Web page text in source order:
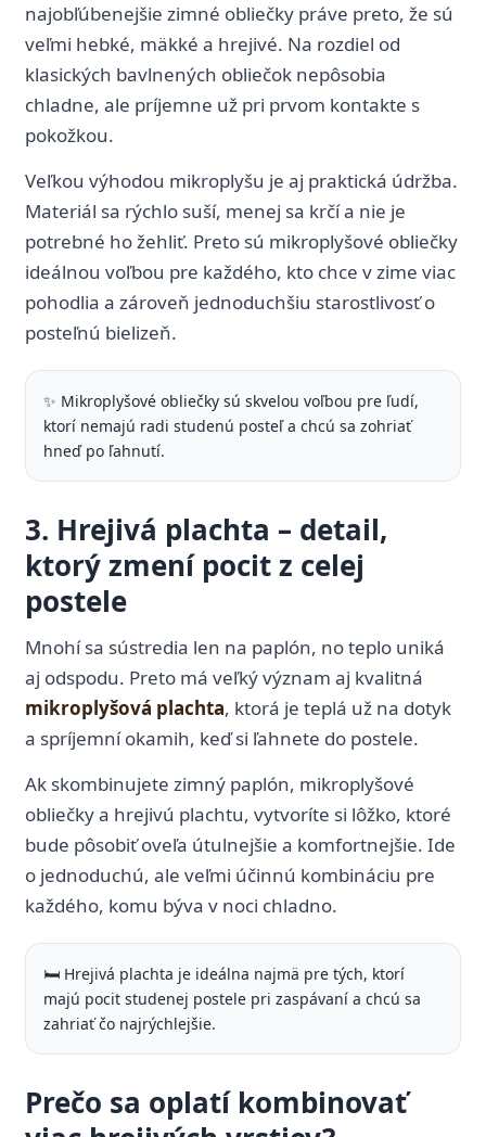
najobľúbenejšie zimné obliečky práve preto, že sú
veľmi hebké, mäkké a hrejivé. Na rozdiel od
klasických bavlnených obliečok nepôsobia
chladne, ale príjemne už pri prvom kontakte s
pokožkou.
Veľkou výhodou mikroplyšu je aj praktická údržba.
Materiál sa rýchlo suší, menej sa krčí a nie je
potrebné ho žehliť. Preto sú mikroplyšové obliečky
ideálnou voľbou pre každého, kto chce v zime viac
pohodlia a zároveň jednoduchšiu starostlivosť o
posteľnú bielizeň.
✨ Mikroplyšové obliečky sú skvelou voľbou pre ľudí,
ktorí nemajú radi studenú posteľ a chcú sa zohriať
hneď po ľahnutí.
3. Hrejivá plachta – detail,
ktorý zmení pocit z celej
postele
Mnohí sa sústredia len na paplón, no teplo uniká
aj odspodu. Preto má veľký význam aj kvalitná
mikroplyšová plachta, ktorá je teplá už na dotyk
a spríjemní okamih, keď si ľahnete do postele.
Ak skombinujete zimný paplón, mikroplyšové
obliečky a hrejivú plachtu, vytvoríte si lôžko, ktoré
bude pôsobiť oveľa útulnejšie a komfortnejšie. Ide
o jednoduchú, ale veľmi účinnú kombináciu pre
každého, komu býva v noci chladno.
🛏️ Hrejivá plachta je ideálna najmä pre tých, ktorí
majú pocit studenej postele pri zaspávaní a chcú sa
zahriať čo najrýchlejšie.
Prečo sa oplatí kombinovať